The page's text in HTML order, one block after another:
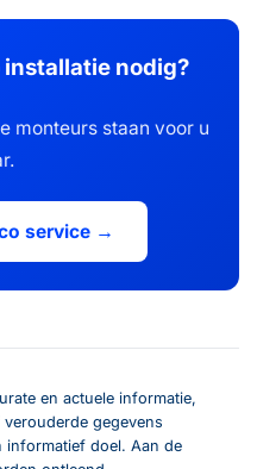
nodig?
monteurs staan voor u
service →
en actuele informatie,
gegevens
informatief doel. Aan de